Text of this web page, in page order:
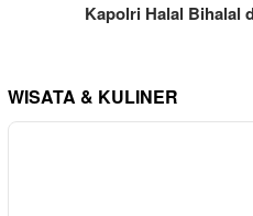
Kapolri Halal Bihalal
WISATA & KULINER